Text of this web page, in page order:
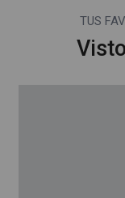
TUS